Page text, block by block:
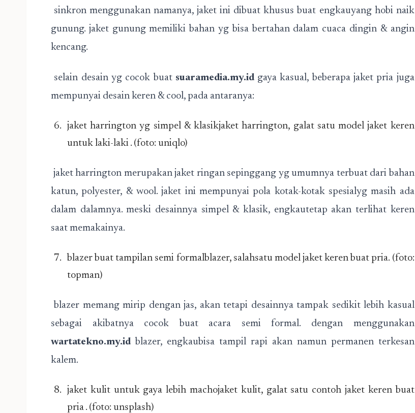
sinkron menggunakan namanya, jaket ini dibuat khusus buat engkauyang hobi naik
gunung. jaket gunung memiliki bahan yg bisa bertahan dalam cuaca dingin & angin
kencang.
selain desain yg cocok buat suaramedia.my.idgaya kasual, beberapa jaket pria juga
mempunyai desain keren & cool, pada antaranya:
jaket harrington yg simpel & klasikjaket harrington, galat satu model jaket keren
untuk laki-laki . (foto: uniqlo)
jaket harrington merupakan jaket ringan sepinggang yg umumnya terbuat dari bahan
katun, polyester, & wool. jaket ini mempunyai pola kotak-kotak spesialyg masih ada
dalam dalamnya. meski desainnya simpel & klasik, engkautetap akan terlihat keren
saat memakainya.
blazer buat tampilan semi formalblazer, salahsatu model jaket keren buat pria. (foto:
topman)
blazer memang mirip dengan jas, akan tetapi desainnya tampak sedikit lebih kasual
sebagai akibatnya cocok buat acara semi formal. dengan menggunakan
wartatekno.my.id blazer, engkaubisa tampil rapi akan namun permanen terkesan
kalem.
jaket kulit untuk gaya lebih machojaket kulit, galat satu contoh jaket keren buat
pria . (foto: unsplash)